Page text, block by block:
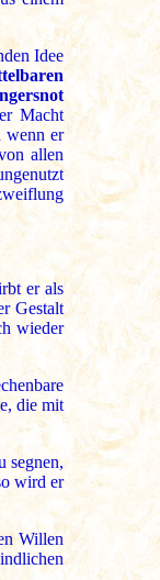
Idee
Macht
wenn er
allen
er als
Gestalt
wieder
die mit
segnen,
wird er
Willen